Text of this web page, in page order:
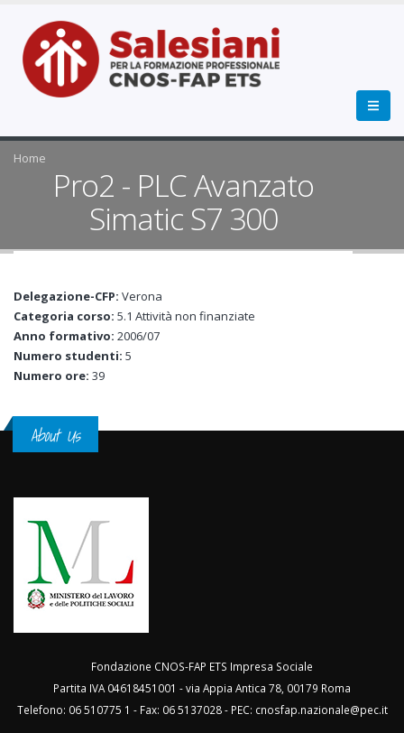
Home
Pro2 - PLC Avanzato
Simatic S7 300
Delegazione-CFP: Verona
Categoria corso: 5.1 Attività non finanziate
Anno formativo: 2006/07
Numero studenti: 5
Numero ore: 39
About Us
Fondazione CNOS-FAP ETS Impresa Sociale
Partita IVA 04618451001 - via Appia Antica 78, 00179 Roma
Telefono: 06 510775 1 - Fax: 06 5137028 - PEC: cnosfap.nazionale@pec.it